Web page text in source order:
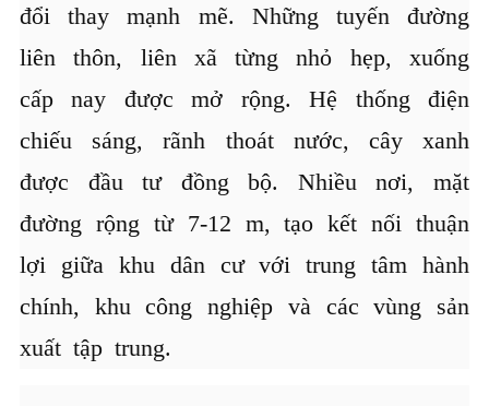
đổi thay mạnh mẽ. Những tuyến đường
liên thôn, liên xã từng nhỏ hẹp, xuống
cấp nay được mở rộng. Hệ thống điện
chiếu sáng, rãnh thoát nước, cây xanh
được đầu tư đồng bộ. Nhiều nơi, mặt
đường rộng từ 7-12 m, tạo kết nối thuận
lợi giữa khu dân cư với trung tâm hành
chính, khu công nghiệp và các vùng sản
xuất tập trung.